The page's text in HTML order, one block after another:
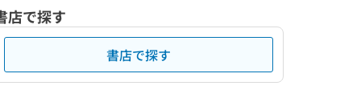
店で探す
書店で探す